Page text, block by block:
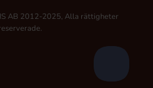
AB 2012-2025, Alla rättigheter